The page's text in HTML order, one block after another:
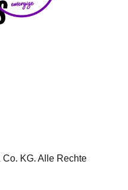
KG. Alle Rechte